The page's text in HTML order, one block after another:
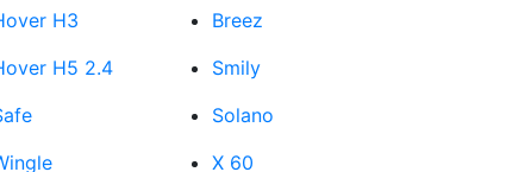
H3
H5 2.4
Breez
Smily
Solano
X 60